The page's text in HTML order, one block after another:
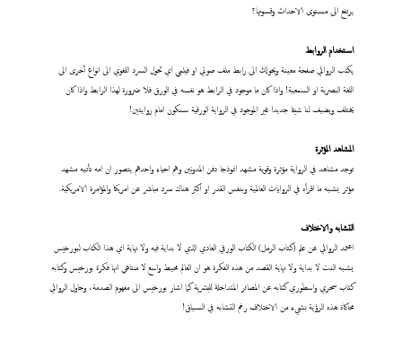
يرتفع الى مستوى الاحداث وقسوتها؟
استخدام الروابط
يكتب الروائي صفحة معينة ويحولك الى رابط ملف صوتي او فيلمي اي تحول السرد اللغوي الى انواع أخرى الى
اللغة البصرية او السمعية! واذا كان ما موجود في الرابط هو نفسه في الورق فلا ضرورة لهذا الرابط واذا كان
يختلف ويضيف لنا شيئا جديدا غير الموجود في الرواية الورقية سنكون امام روايتين!
المشاهد المؤثرة
توجد مشاهد في الرواية مؤثرة وقوية مشهد انموذجا دفن المدونين وهم احياء واحدهم يتصور ان امه تأتيه مشهد
مؤثر يشبه ما اقرأه في الروايات العالمية وبنفس القدر او اكثر هناك سرد مباشر عن امريكا والمؤامرة الامريكية.
التشابه والاختلاف
اعتمد الروائي عن علم (كتاب الرمل) الكتاب الورقي العادي الذي لا بداية فيه ولا نهاية اي هذا الكتاب لبورخيس
يشبه النت لا بداية ولا نهاية القصد من هذه الفكرة هو ان العالم محيط واسع لا منتاهي انها فكرة بورخيس وكتابه
كتاب سحري واسطوري كتابه عن المصائر المتداخلة للبشرية كما اشار بورخيس الى مفهوم الصدمة، وحاول الروائي
محاكاة هذه الرؤية بشيء من الاختلاف رغم التشابه في السياق!